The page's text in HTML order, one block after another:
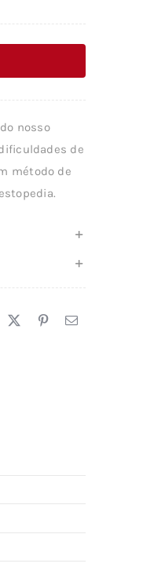
nosso
de
método de